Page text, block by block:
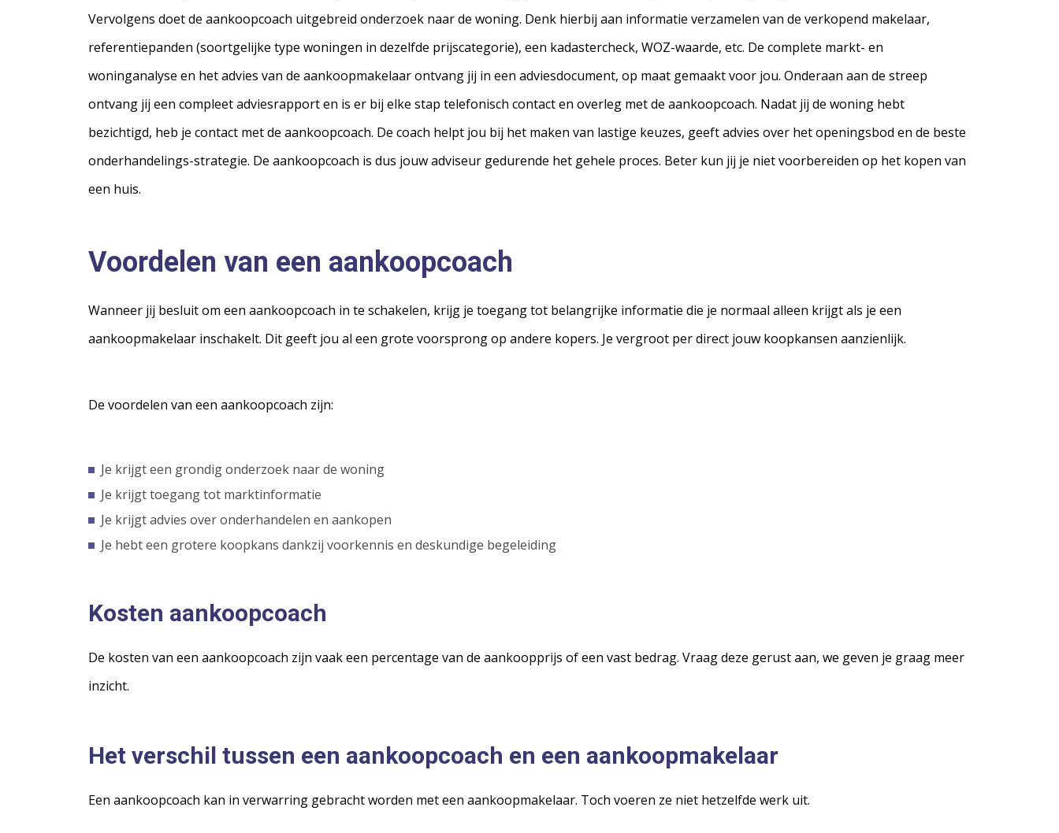
Vervolgens doet de aankoopcoach uitgebreid onderzoek naar de woning. Denk hierbij aan informatie verzamelen van de verkopend makelaar,
referentiepanden (soortgelijke type woningen in dezelfde prijscategorie), een kadastercheck, WOZ-waarde, etc. De complete markt- en
woninganalyse en het advies van de aankoopmakelaar ontvang jij in een adviesdocument, op maat gemaakt voor jou. Onderaan aan de streep
ontvang jij een compleet adviesrapport en is er bij elke stap telefonisch contact en overleg met de aankoopcoach. Nadat jij de woning hebt
bezichtigd, heb je contact met de aankoopcoach. De coach helpt jou bij het maken van lastige keuzes, geeft advies over het openingsbod en de beste
onderhandelings-strategie. De aankoopcoach is dus jouw adviseur gedurende het gehele proces. Beter kun jij je niet voorbereiden op het kopen van
een huis.
Voordelen van een aankoopcoach
Wanneer jij besluit om een aankoopcoach in te schakelen, krijg je toegang tot belangrijke informatie die je normaal alleen krijgt als je een
aankoopmakelaar inschakelt. Dit geeft jou al een grote voorsprong op andere kopers. Je vergroot per direct jouw koopkansen aanzienlijk.
De voordelen van een aankoopcoach zijn:
Je krijgt een grondig onderzoek naar de woning
Je krijgt toegang tot marktinformatie
Je krijgt advies over onderhandelen en aankopen
Je hebt een grotere koopkans dankzij voorkennis en deskundige begeleiding
Kosten aankoopcoach
De kosten van een aankoopcoach zijn vaak een percentage van de aankoopprijs of een vast bedrag. Vraag deze gerust aan, we geven je graag meer
inzicht.
Het verschil tussen een aankoopcoach en een aankoopmakelaar
Een aankoopcoach kan in verwarring gebracht worden met een aankoopmakelaar. Toch voeren ze niet hetzelfde werk uit.